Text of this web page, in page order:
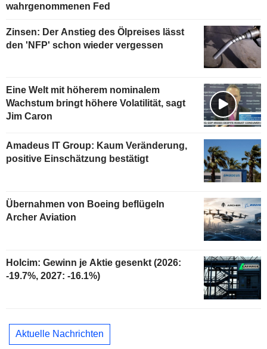
wahrgenommenen Fed
Zinsen: Der Anstieg des Ölpreises lässt
den 'NFP' schon wieder vergessen
Eine Welt mit höherem nominalem
Wachstum bringt höhere Volatilität, sagt
Jim Caron
Amadeus IT Group: Kaum Veränderung,
positive Einschätzung bestätigt
Übernahmen von Boeing beflügeln
Archer Aviation
Holcim: Gewinn je Aktie gesenkt (2026:
-19.7%, 2027: -16.1%)
Aktuelle Nachrichten